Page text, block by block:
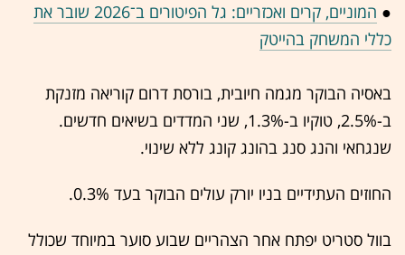
●
המוניים, קרים ואכזריים: גל הפיטורים ב־2026 שובר את
כללי המשחק בהייטק
באסיה הבוקר מגמה חיובית, בורסת דרום קוריאה מזנקת
ב-2.5%, טוקיו ב-1.3%, שני המדדים בשיאים חדשים.
שנגחאי והנג סנג בהונג קונג ללא שינוי.
החוזים העתידיים בניו יורק עולים הבוקר בעד 0.3%.
בוול סטריט יפתח אחר הצהריים שבוע סוער במיוחד שכולל